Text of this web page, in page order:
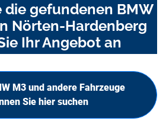
die gefundenen BMW
Nörten-Hardenberg
Ihr Angebot an
M3 und andere Fahrzeuge
Sie hier suchen